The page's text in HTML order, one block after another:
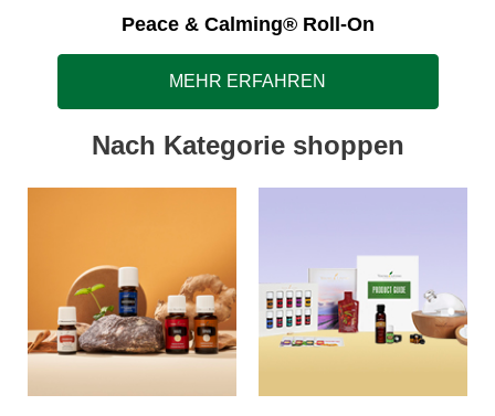
Peace & Calming® Roll-On
MEHR ERFAHREN
Nach Kategorie shoppen